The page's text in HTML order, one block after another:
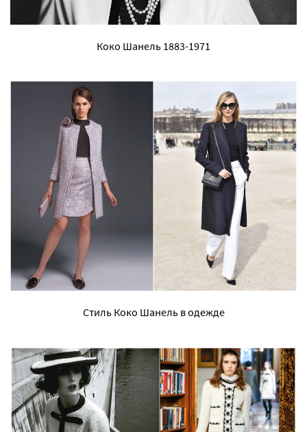
Коко Шанель 1883-1971
Стиль Коко Шанель в одежде